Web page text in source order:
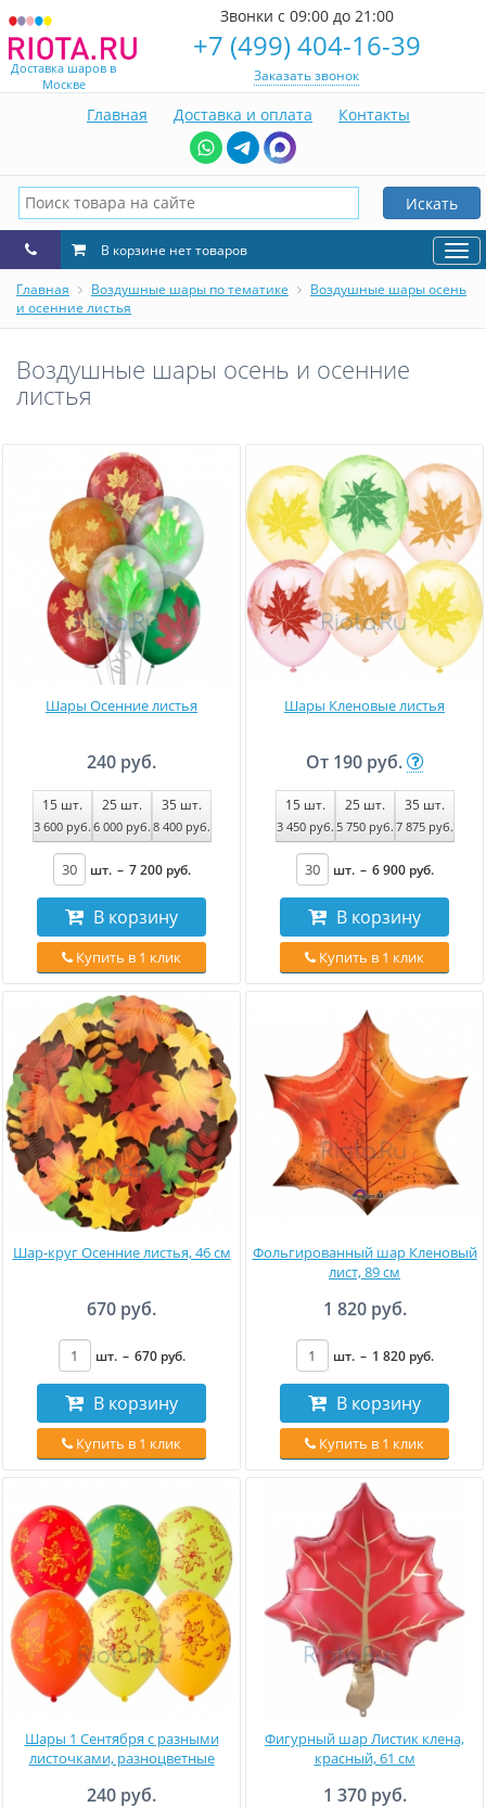
Доставка шаров в
Москве
Звонки с 09:00 до 21:00
+7 (499) 404-16-39
Заказать звонок
Главная Доставка и оплата Контакты
Искать
В корзине нет товаров
Главная Воздушные шары по тематике
Воздушные шары осень
и осенние листья
Воздушные шары осень и осенние
листья
Шары Осенние листья
240 руб.
15шт.
3 600 руб.
25шт.
6 000 руб.
35шт.
8 400 руб.
шт. – 7 200 руб.
В корзину
Купить в 1 клик
Шары Кленовые листья
От 190 руб.
15шт.
3 450 руб.
25шт.
5 750 руб.
35шт.
7 875 руб.
шт. – 6 900 руб.
В корзину
Купить в 1 клик
Шар-круг Осенние листья, 46 см
670 руб.
шт. – 670 руб.
В корзину
Купить в 1 клик
Фольгированный шар Кленовый
лист, 89 см
1 820 руб.
шт. – 1 820 руб.
В корзину
Купить в 1 клик
Шары 1 Сентября с разными
листочками, разноцветные
240 руб.
Фигурный шар Листик клена,
красный, 61 см
1 370 руб.